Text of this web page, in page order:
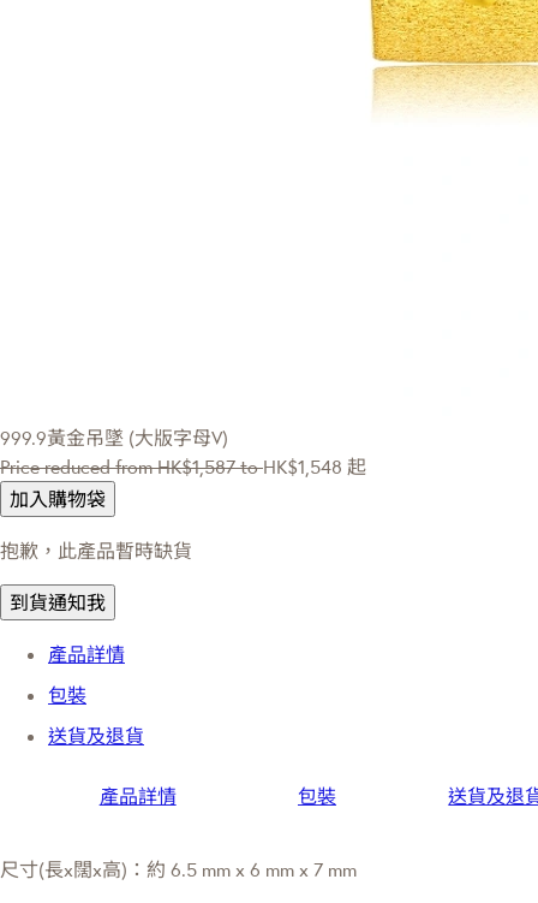
999.9黃金吊墜 (大版字母V)
Price reduced fromHK$1,587 toHK$1,548 起
加入購物袋
抱歉，此產品暫時缺貨
到貨通知我
產品詳情
包裝
送貨及退貨
產品詳情 包裝 送貨及退
尺寸(長x闊x高)：約 6.5 mm x 6 mm x 7 mm